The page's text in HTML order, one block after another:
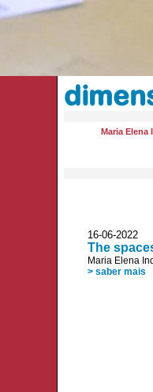
Maria Elena
16-06-
The
Maria Elena
> saber mais